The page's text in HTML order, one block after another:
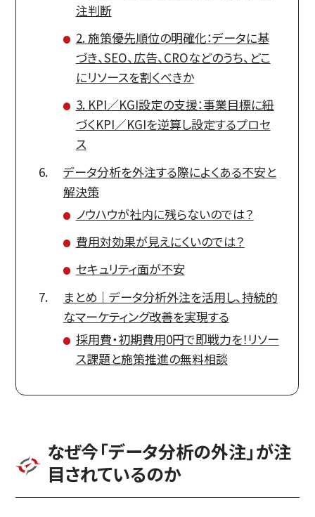
注判断
2. 施策優先順位の明確化：データに基
づき、SEO、広告、CROなどのうち、どこ
にリソースを割くべきか
3. KPI／KGI設定の支援：事業目標に紐
づくKPI／KGIを逆算し設定するプロセ
ス
データ分析を外注する際によくある不安と
解決策
ノウハウが社内に残らないのでは？
費用対効果が見えにくいのでは？
セキュリティ面が不安
まとめ｜データ分析外注を活用し、持続的
なマーケティング改善を実現する
採用費・初期費用0円で即戦力を！リソー
ス課題と施策推進の無料相談
なぜ今「データ分析の外注」が注
目されているのか